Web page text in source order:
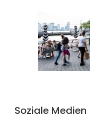
Soziale Medien